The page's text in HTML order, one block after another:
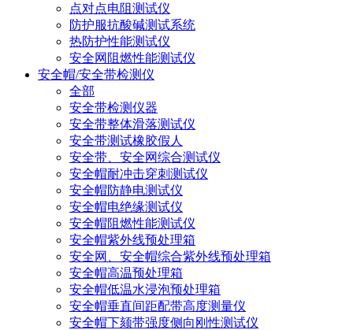
点对点电阻测试仪
防护服抗酸碱测试系统
热防护性能测试仪
安全网阻燃性能测试仪
安全帽/安全带检测仪
全部
安全带检测仪器
安全带整体滑落测试仪
安全带测试橡胶假人
安全带、安全网综合测试仪
安全帽耐冲击穿刺测试仪
安全帽防静电测试仪
安全帽电绝缘测试仪
安全帽阻燃性能测试仪
安全帽紫外线预处理箱
安全网、安全帽综合紫外线预处理箱
安全帽高温预处理箱
安全帽低温水浸泡预处理箱
安全帽垂直间距配带高度测量仪
安全帽下颏带强度侧向刚性测试仪